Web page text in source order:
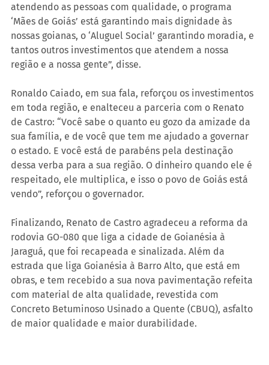
atendendo as pessoas com qualidade, o programa
‘Mães de Goiás’ está garantindo mais dignidade às
nossas goianas, o ‘Aluguel Social’ garantindo moradia, e
tantos outros investimentos que atendem a nossa
região e a nossa gente”, disse.
Ronaldo Caiado, em sua fala, reforçou os investimentos
em toda região, e enalteceu a parceria com o Renato
de Castro: “Você sabe o quanto eu gozo da amizade da
sua família, e de você que tem me ajudado a governar
o estado. E você está de parabéns pela destinação
dessa verba para a sua região. O dinheiro quando ele é
respeitado, ele multiplica, e isso o povo de Goiás está
vendo”, reforçou o governador.
Finalizando, Renato de Castro agradeceu a reforma da
rodovia GO-080 que liga a cidade de Goianésia à
Jaraguá, que foi recapeada e sinalizada. Além da
estrada que liga Goianésia à Barro Alto, que está em
obras, e tem recebido a sua nova pavimentação refeita
com material de alta qualidade, revestida com
Concreto Betuminoso Usinado a Quente (CBUQ), asfalto
de maior qualidade e maior durabilidade.